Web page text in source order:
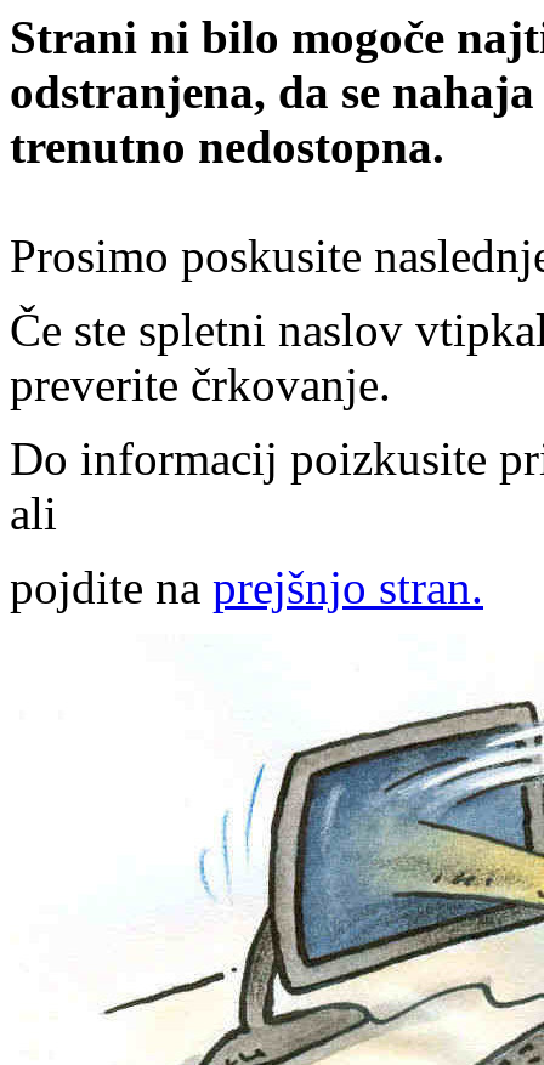
Strani ni bilo mogoče
odstranjena, da se
trenutno nedostopna.
Prosimo poskusite
Če ste spletni naslov
preverite črkovanje.
Do informacij poizkusite
ali
pojdite na prejšnjo stran.